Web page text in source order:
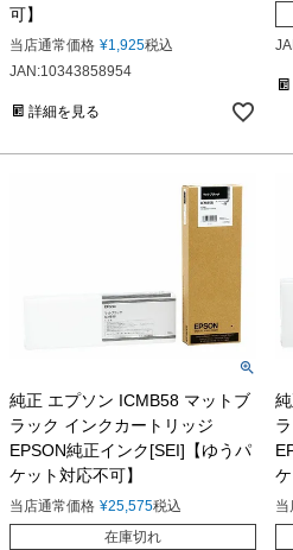
可】
当店通常価格 ¥1,925税込
JAN:10343858954
詳細を見る
純正 エプソン ICMB58 マットブ
ラック インクカートリッジ
EPSON純正インク[SEI]【ゆうパ
ケット対応不可】
当店通常価格 ¥25,575税込
在庫切れ
当